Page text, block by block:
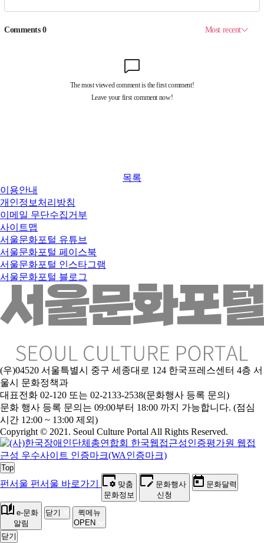
목록
이용안내
개인정보처리방침
이메일 무단수집거부
사이트맵
서울문화포털 유튜브
서울문화포털 페이스북
서울문화포털 인스타그램
서울문화포털 블로그
(우)04520 서울특별시 중구 세종대로 124 한국프레스센터 4층 서
울시 문화정책과
대표전화 02-120 또는 02-2133-2538(문화행사 등록 문의)
문화 행사 등록 문의는 09:00부터 18:00 까지 가능합니다. (점심
시간 12:00 ~ 13:00 제외)
Copyright © 2021. Seoul Culture Portal All Rights Reserved.
Top
펀서울 펀서울 바로가기
맞춤
문화정보
문화행사
신청
문화달력
e-문화
알림
닫기
퀵메뉴
OPEN
닫기